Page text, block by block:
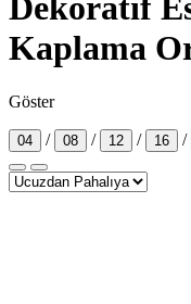
Dekoratif
Kaplama
Göster
04 / 08 / 12 / 16 /